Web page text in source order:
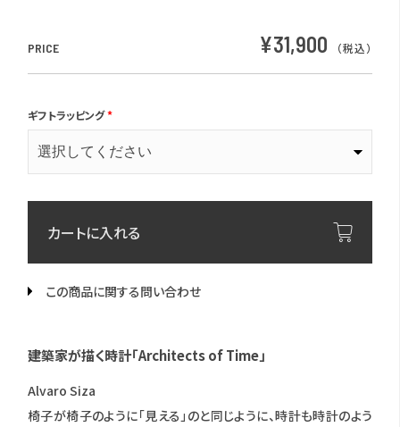
PRICE ¥31,900 （税込）
ギフトラッピング*
カートに入れる
この商品に関する問い合わせ
建築家が描く時計「Architects of Time」
Alvaro Siza
椅子が椅子のように「見える」のと同じように、時計も時計のよう